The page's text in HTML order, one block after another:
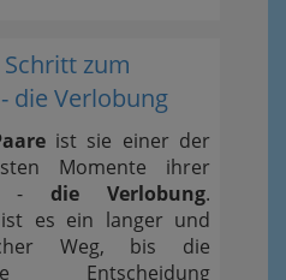
zum
die Verlobung
ist sie einer der
Momente ihrer
- die Verlobung.
ist es ein langer und
Weg, bis die
Entscheidung